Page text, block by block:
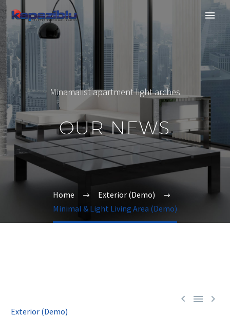
Minamalist apartment light arches
OUR NEWS
Home
Exterior (Demo)
Minimal & Light Living Area (Demo)
  
Exterior (Demo)